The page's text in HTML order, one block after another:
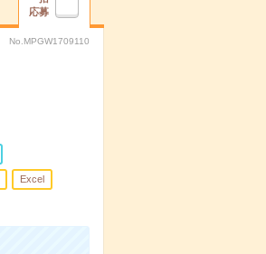
応募
No.MPGW1709110
Excel